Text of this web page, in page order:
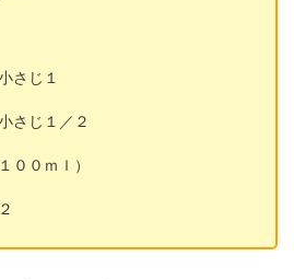
さじ１
さじ１／２
００ｍｌ）